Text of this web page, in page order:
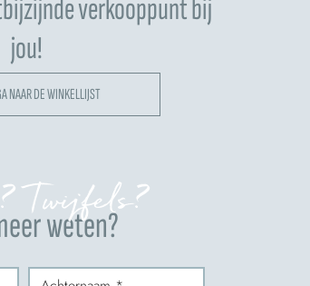
verkooppunt bij
jou!
NAAR DE WINKELLIJST
weten?
Twijfels?